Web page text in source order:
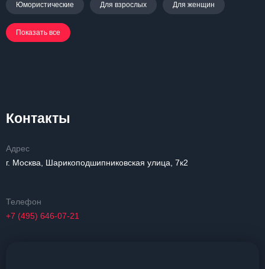
Юмористические Для взрослых Для женщин
Показать все
Контакты
Адрес
г. Москва, Шарикоподшипниковская улица, 7к2
Телефон
+7 (495) 646-07-21